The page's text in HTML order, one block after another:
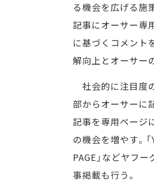
る機会を広げる施
記事にオーサー専
に基づくコメント
解向上とオーサー
社会的に注目度
部からオーサーに
記事を専用ページ
の機会を増やす。
PAGE」などヤフ
事掲載も行う。